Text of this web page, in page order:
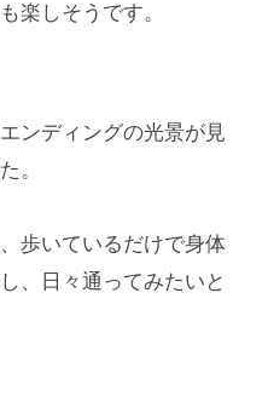
楽しそうです。
ンディングの光景が見
。
歩いているだけで身体
、日々通ってみたいと